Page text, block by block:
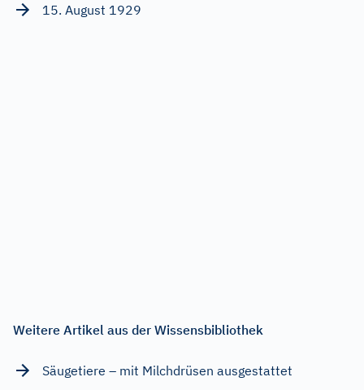
15. August 1929
Weitere Artikel aus der Wissensbibliothek
Säugetiere – mit Milchdrüsen ausgestattet